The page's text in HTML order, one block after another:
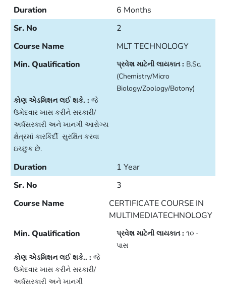
6 Months
2
MLT TECHNOLOGY
પ્રવેશ માટેની લાયકાત : B.Sc.
(Chemistry/Micro
Biology/Zoology/Botony)
કોણ એડમિશન લઈ શકે. : જે
ઉમેદવાર ખાસ કરીને સરકારી/
અર્ધસરકારી અને ખાનગી આરોગ્ય
ક્ષેત્રમાં કારકિર્દી સુરક્ષિત કરવા
ઇચ્છુક છે.
1 Year
3
CERTIFICATE COURSE IN
MULTIMEDIATECHNOLOGY
પ્રવેશ માટેની લાયકાત :૧૦ -
પાસ
કોણ એડમિશન લઈ શકે.. : જે
ઉમેદવાર ખાસ કરીને સરકારી/
અર્ધસરકારી અને ખાનગી